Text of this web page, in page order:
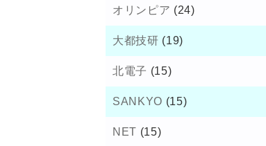
オリンピア (24)
大都技研 (19)
北電子 (15)
SANKYO (15)
NET (15)